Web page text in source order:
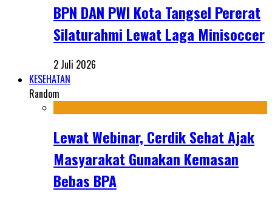
BPN DAN PWI Kota Tangsel Pererat
Silaturahmi Lewat Laga Minisoccer
2 Juli 2026
KESEHATAN
Random
Lewat Webinar, Cerdik Sehat Ajak
Masyarakat Gunakan Kemasan
Bebas BPA